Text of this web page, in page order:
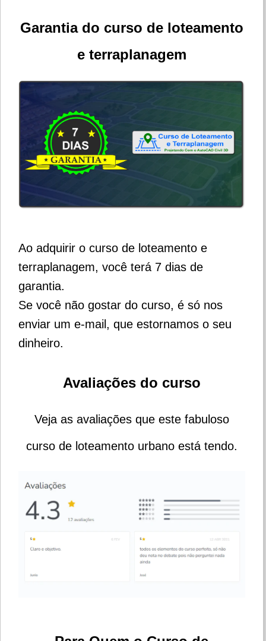
Garantia do curso de loteamento
e terraplanagem
Ao adquirir o curso de loteamento e
terraplanagem, você terá 7 dias de
garantia.
Se você não gostar do curso, é só nos
enviar um e-mail, que estornamos o seu
dinheiro.
Avaliações do curso
Veja as avaliações que este fabuloso
curso de loteamento urbano está tendo.